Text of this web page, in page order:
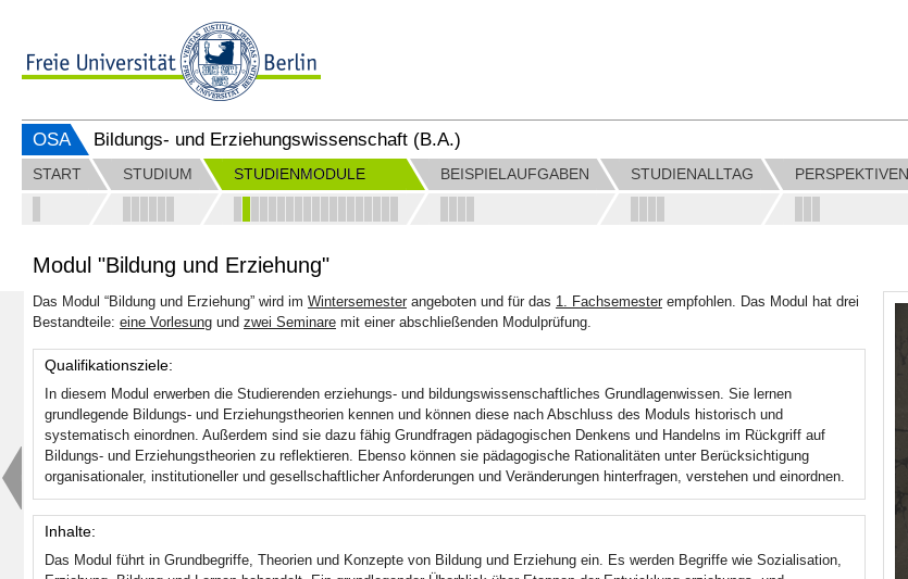
OSA Bildungs- und Erziehungswissenschaft (B.A.)
START STUDIUM STUDIENMODULE BEISPIELAUFGABEN STUDIENALLTAG PERSPEKTIVEN
Modul "Bildung und Erziehung"
Das Modul “Bildung und Erziehung” wird im Wintersemester angeboten und für das 1. Fachsemester empfohlen. Das Modul hat drei
Bestandteile: eine Vorlesung und zwei Seminare mit einer abschließenden Modulprüfung.
Qualifikationsziele:
In diesem Modul erwerben die Studierenden erziehungs- und bildungswissenschaftliches Grundlagenwissen. Sie lernen
grundlegende Bildungs- und Erziehungstheorien kennen und können diese nach Abschluss des Moduls historisch und
systematisch einordnen. Außerdem sind sie dazu fähig Grundfragen pädagogischen Denkens und Handelns im Rückgriff auf
Bildungs- und Erziehungstheorien zu reflektieren. Ebenso können sie pädagogische Rationalitäten unter Berücksichtigung
organisationaler, institutioneller und gesellschaftlicher Anforderungen und Veränderungen hinterfragen, verstehen und einordnen.
Inhalte:
Das Modul führt in Grundbegriffe, Theorien und Konzepte von Bildung und Erziehung ein. Es werden Begriffe wie Sozialisation,